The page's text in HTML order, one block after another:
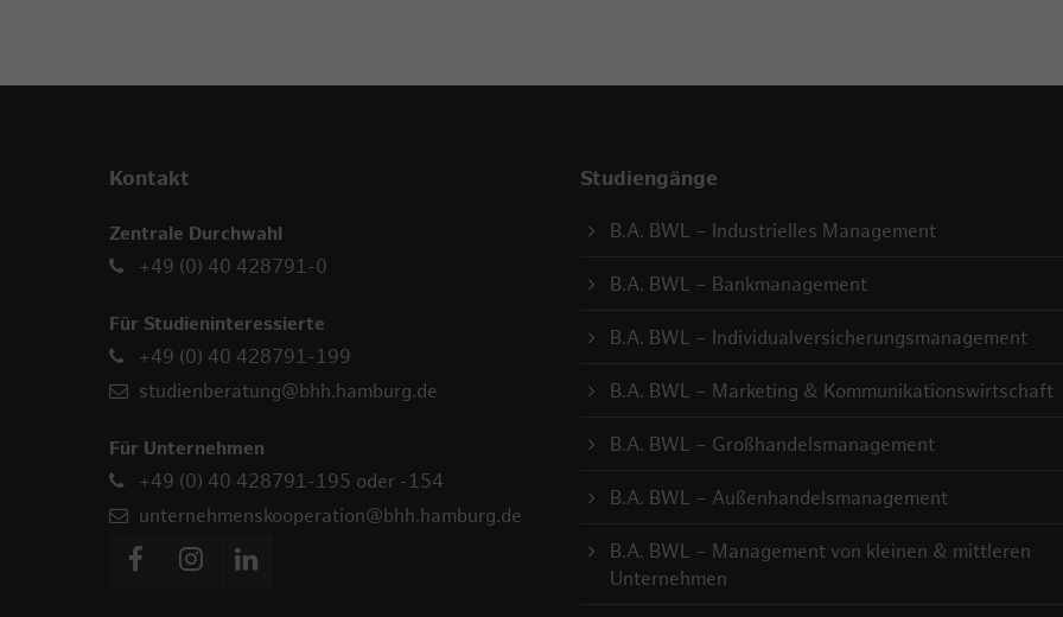
Kontakt
Zentrale Durchwahl
+49 (0) 40 428791-0
Für Studieninteressierte
+49 (0) 40 428791-199
studienberatung@bhh.hamburg.de
Für Unternehmen
+49 (0) 40 428791-195 oder -154
unternehmenskooperation@bhh.hamburg.de
Studiengänge
B.A. BWL – Industrielles Management
B.A. BWL – Bankmanagement
B.A. BWL – Individualversicherungsmanagement
B.A. BWL – Marketing & Kommunikationswirtschaft
B.A. BWL – Großhandelsmanagement
B.A. BWL – Außenhandelsmanagement
B.A. BWL – Management von kleinen & mittleren
Unternehmen